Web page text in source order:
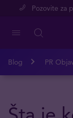
Pozovite za
Blog PR